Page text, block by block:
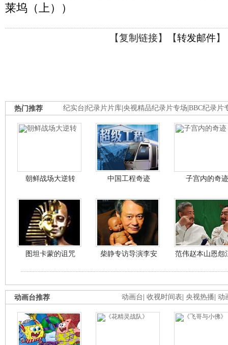
莱坞（上））
【复制链接】【转发邮件】
纪实台 纪录片片库 央视精品纪录片专场 BBC纪录片
热门推荐
朝鲜战场大逆转 中国工程奇迹 子宫内的奇迹
图坦卡蒙的诅咒 柴静专访导演李安 范伟赵本山恩怨
动画台 收视时间表 央视热播 动
动画台推荐